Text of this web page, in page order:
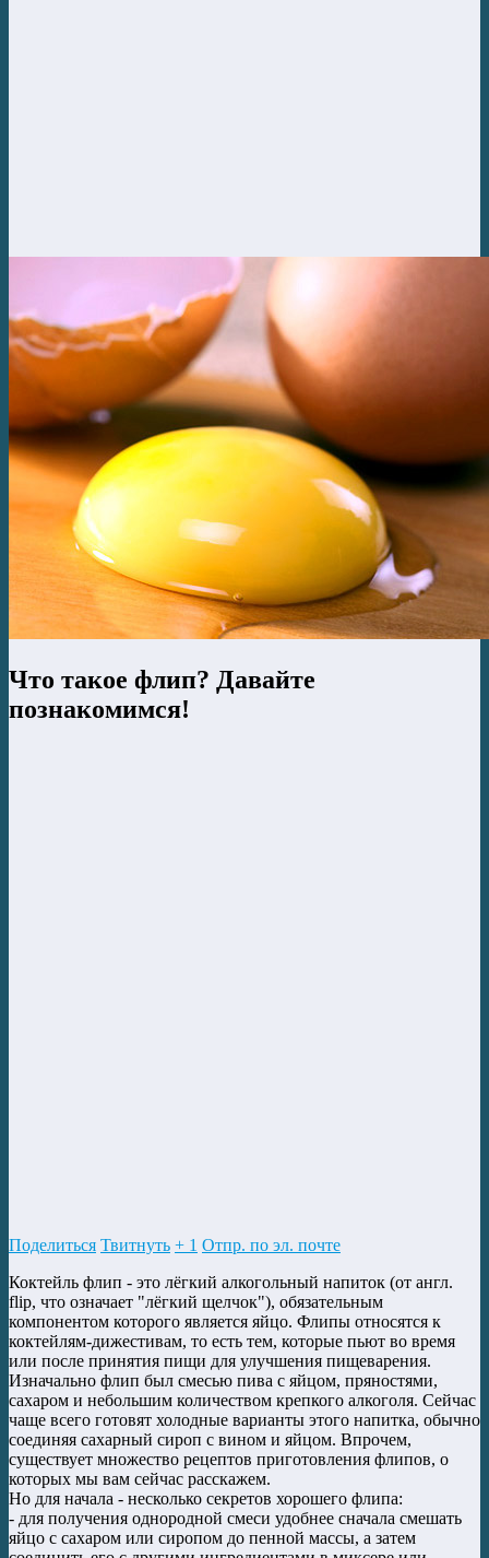
Что такое флип? Давайте
познакомимся!
Поделиться Твитнуть + 1 Отпр. по эл. почте
Коктейль флип - это лёгкий алкогольный напиток (от англ.
flip, что означает "лёгкий щелчок"), обязательным
компонентом которого является яйцо. Флипы относятся к
коктейлям-дижестивам, то есть тем, которые пьют во время
или после принятия пищи для улучшения пищеварения.
Изначально флип был смесью пива с яйцом, пряностями,
сахаром и небольшим количеством крепкого алкоголя. Сейчас
чаще всего готовят холодные варианты этого напитка, обычно
соединяя сахарный сироп с вином и яйцом. Впрочем,
существует множество рецептов приготовления флипов, о
которых мы вам сейчас расскажем.
Но для начала - несколько секретов хорошего флипа:
- для получения однородной смеси удобнее сначала смешать
яйцо с сахаром или сиропом до пенной массы, а затем